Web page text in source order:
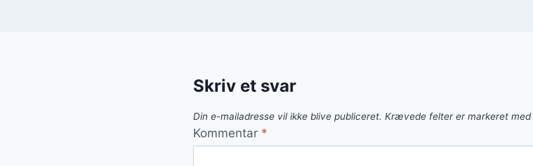
Skriv et svar
Din e-mailadresse vil ikke blive publiceret. Krævede felter er markeret med
Kommentar *